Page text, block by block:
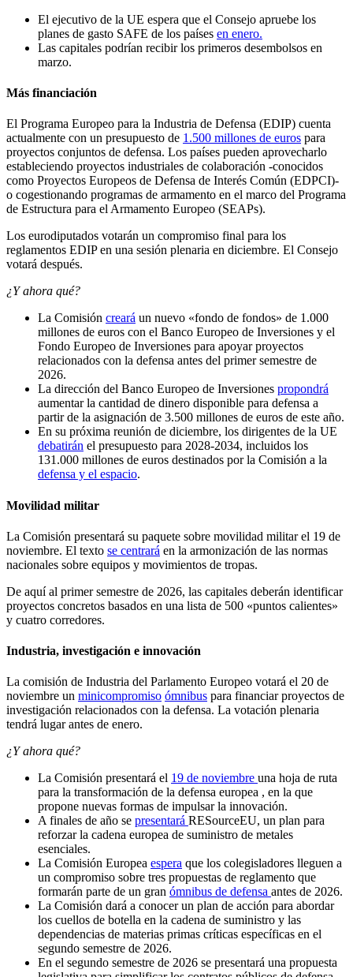
El ejecutivo de la UE espera que el Consejo apruebe los
planes de gasto SAFE de los países en enero.
Las capitales podrían recibir los primeros desembolsos en
marzo.
Más financiación
El Programa Europeo para la Industria de Defensa (EDIP) cuenta
actualmente con un presupuesto de 1.500 millones de euros para
proyectos conjuntos de defensa. Los países pueden aprovecharlo
estableciendo proyectos industriales de colaboración -conocidos
como Proyectos Europeos de Defensa de Interés Común (EDPCI)-
o cogestionando programas de armamento en el marco del Programa
de Estructura para el Armamento Europeo (SEAPs).
Los eurodiputados votarán un compromiso final para los
reglamentos EDIP en una sesión plenaria en diciembre. El Consejo
votará después.
¿Y ahora qué?
La Comisión creará un nuevo «fondo de fondos» de 1.000
millones de euros con el Banco Europeo de Inversiones y el
Fondo Europeo de Inversiones para apoyar proyectos
relacionados con la defensa antes del primer semestre de
2026.
La dirección del Banco Europeo de Inversiones propondrá
aumentar la cantidad de dinero disponible para defensa a
partir de la asignación de 3.500 millones de euros de este año.
En su próxima reunión de diciembre, los dirigentes de la UE
debatirán el presupuesto para 2028-2034, incluidos los
131.000 millones de euros destinados por la Comisión a la
defensa y el espacio.
Movilidad militar
La Comisión presentará su paquete sobre movilidad militar el 19 de
noviembre. El texto se centrará en la armonización de las normas
nacionales sobre equipos y movimientos de tropas.
De aquí al primer semestre de 2026, las capitales deberán identificar
proyectos concretos basados en una lista de 500 «puntos calientes»
y cuatro corredores.
Industria, investigación e innovación
La comisión de Industria del Parlamento Europeo votará el 20 de
noviembre un minicompromiso ómnibus para financiar proyectos de
investigación relacionados con la defensa. La votación plenaria
tendrá lugar antes de enero.
¿Y ahora qué?
La Comisión presentará el 19 de noviembre una hoja de ruta
para la transformación de la defensa europea , en la que
propone nuevas formas de impulsar la innovación.
A finales de año se presentará RESourceEU, un plan para
reforzar la cadena europea de suministro de metales
esenciales.
La Comisión Europea espera que los colegisladores lleguen a
un compromiso sobre tres propuestas de reglamento que
formarán parte de un gran ómnibus de defensa antes de 2026.
La Comisión dará a conocer un plan de acción para abordar
los cuellos de botella en la cadena de suministro y las
dependencias de materias primas críticas específicas en el
segundo semestre de 2026.
En el segundo semestre de 2026 se presentará una propuesta